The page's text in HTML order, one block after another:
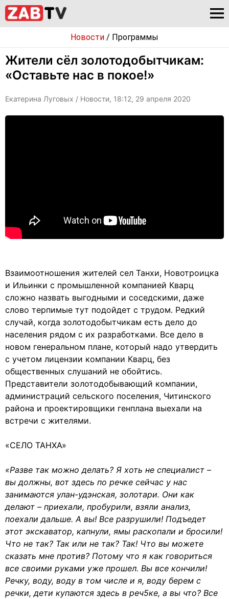
Новости / Программы
Жители сёл золотодобытчикам:
«Оставьте нас в покое!»
Екатерина Луговых / Новости, 18:12, 29 апреля 2020
Взаимоотношения жителей сел Танхи, Новотроицка
и Ильинки с промышленной компанией Кварц
сложно назвать выгодными и соседскими, даже
слово терпимые тут подойдет с трудом. Редкий
случай, когда золотодобытчикам есть дело до
населения рядом с их разработками. Все дело в
новом генеральном плане, который надо утвердить
с учетом лицензии компании Кварц, без
общественных слушаний не обойтись.
Представители золотодобывающий компании,
администраций сельского поселения, Читинского
района и проектировщики генплана выехали на
встречи с жителями.
«СЕЛО ТАНХА»
«Разве так можно делать? Я хоть не специалист –
вы должны, вот здесь по речке сейчас у нас
занимаются улан-удэнская, золотари. Они как
делают – приехали, пробурили, взяли анализ,
поехали дальше. А вы! Все разрушили! Подъедет
этот экскаватор, капнули, ямы раскопали и бросили!
Что не так? Так или не так? Так! Что вы можете
сказать мне против? Потому что я как говориться
все своими руками уже прошел. Вы все кончили!
Речку, воду, воду в том числе и я, воду берем с
речки, дети купаются здесь в реч5ке, а вы что? Все